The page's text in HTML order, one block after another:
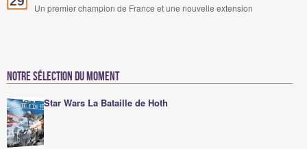
Un premier champion de France et une nouvelle extension
Notre sélection du moment
Star Wars La Bataille de Hoth